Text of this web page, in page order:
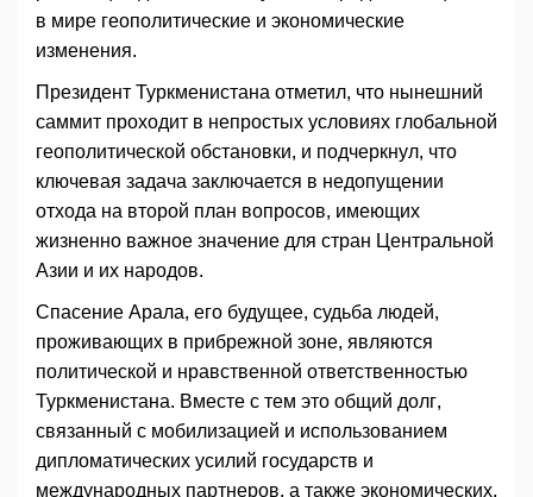
в мире геополитические и экономические
изменения.
Президент Туркменистана отметил, что нынешний
саммит проходит в непростых условиях глобальной
геополитической обстановки, и подчеркнул, что
ключевая задача заключается в недопущении
отхода на второй план вопросов, имеющих
жизненно важное значение для стран Центральной
Азии и их народов.
Спасение Арала, его будущее, судьба людей,
проживающих в прибрежной зоне, являются
политической и нравственной ответственностью
Туркменистана. Вместе с тем это общий долг,
связанный с мобилизацией и использованием
дипломатических усилий государств и
международных партнеров, а также экономических,